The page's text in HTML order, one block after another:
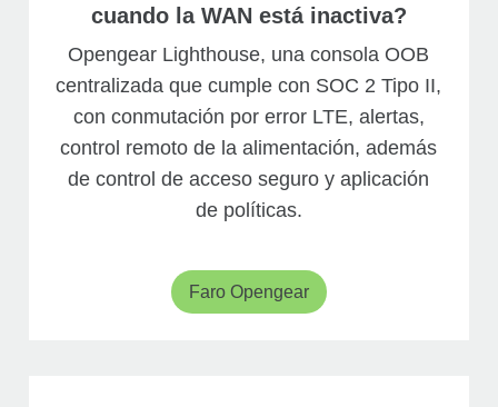
cuando la WAN está inactiva?
Opengear Lighthouse, una consola OOB
centralizada que cumple con SOC 2 Tipo II,
con conmutación por error LTE, alertas,
control remoto de la alimentación, además
de control de acceso seguro y aplicación
de políticas.
Faro Opengear